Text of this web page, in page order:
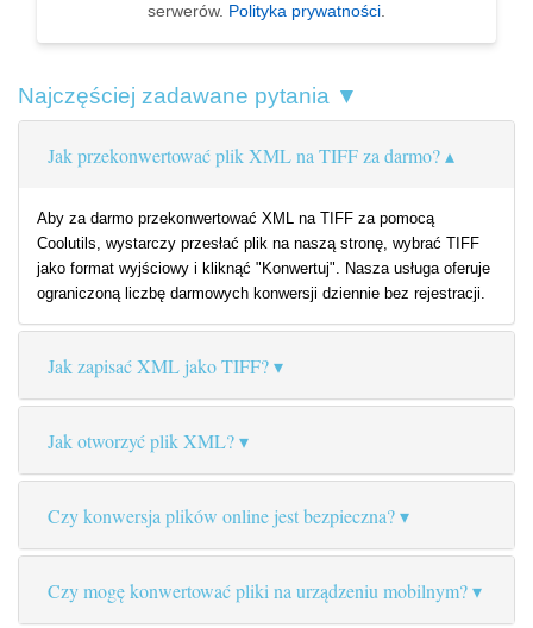
serwerów. Polityka prywatności
Najczęściej zadawane pytania ▼
Jak przekonwertować plik XML na TIFF za darmo?
Aby za darmo przekonwertować XML na TIFF za pomocą
Coolutils, wystarczy przesłać plik na naszą stronę, wybrać TIFF
jako format wyjściowy i kliknąć "Konwertuj". Nasza usługa oferuje
ograniczoną liczbę darmowych konwersji dziennie bez rejestracji.
Jak zapisać XML jako TIFF?
Jak otworzyć plik XML?
Czy konwersja plików online jest bezpieczna?
Czy mogę konwertować pliki na urządzeniu mobilnym?